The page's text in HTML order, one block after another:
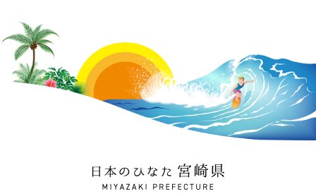
日本のひなた 宮崎県
MIYAZAKI PREFECTURE